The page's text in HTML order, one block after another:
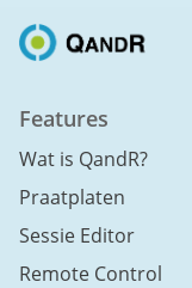
Features
Wat is QandR?
Praatplaten
Sessie Editor
Remote Control